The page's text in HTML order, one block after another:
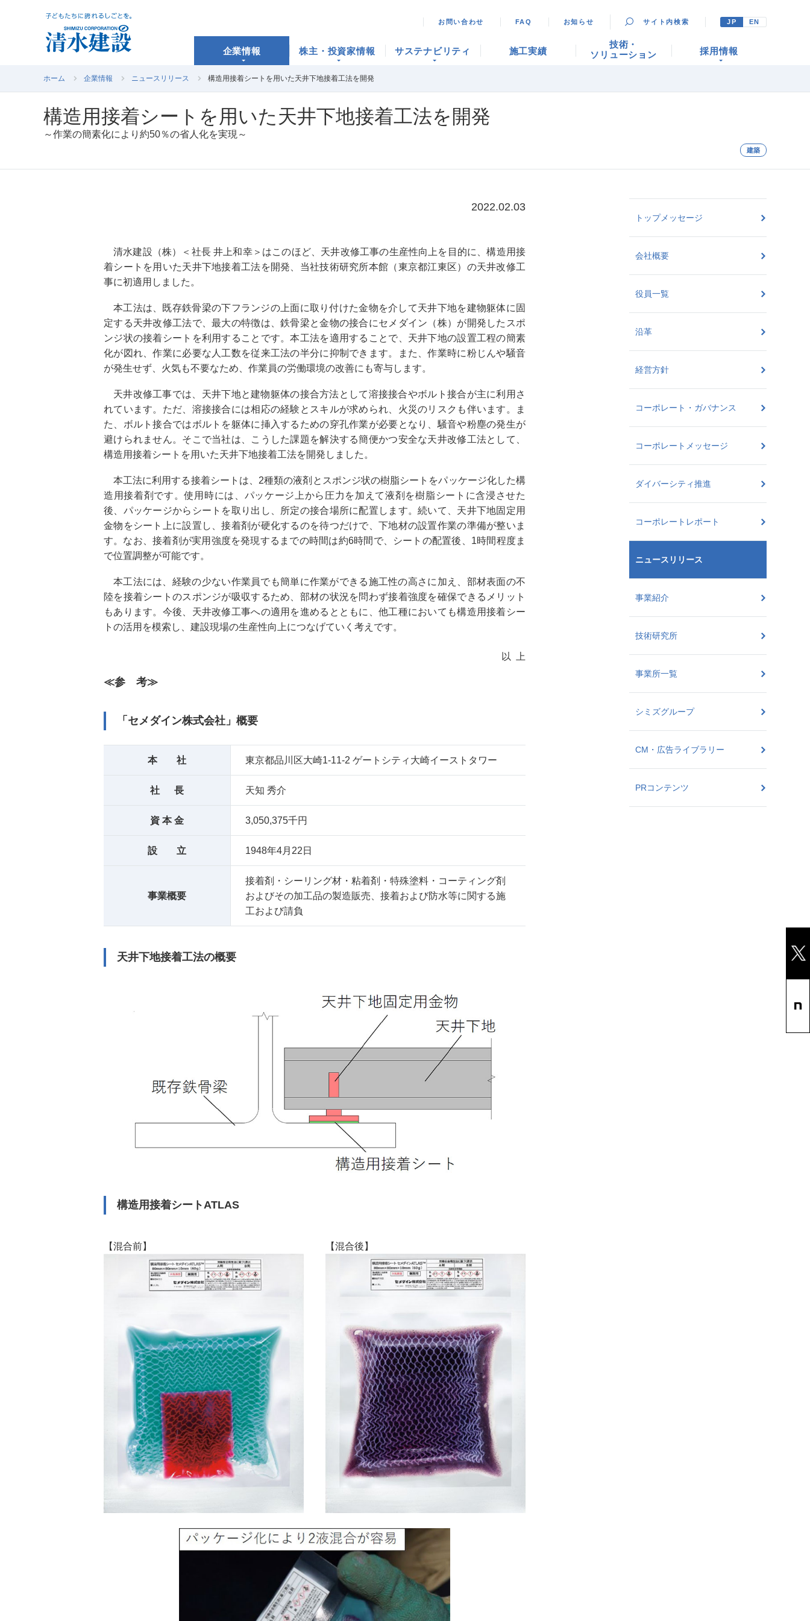
お問い合わせ FAQ お知らせ サイト内検索 JP EN
企業情報 株主・投資家情報 サステナビリティ 施工実績
技術・
ソリューション
採用情報
ホーム 企業情報 ニュースリリース 構造用接着シートを用いた天井下地接着工法を開発
構造用接着シートを用いた天井下地接着工法を開発
～作業の簡素化により約50％の省人化を実現～
建築
2022.02.03
清水建設（株）＜社長 井上和幸＞はこのほど、天井改修工事の生産性向上を目的に、構造用接
着シートを用いた天井下地接着工法を開発、当社技術研究所本館（東京都江東区）の天井改修工
事に初適用しました。
本工法は、既存鉄骨梁の下フランジの上面に取り付けた金物を介して天井下地を建物躯体に固
定する天井改修工法で、最大の特徴は、鉄骨梁と金物の接合にセメダイン（株）が開発したスポ
ンジ状の接着シートを利用することです。本工法を適用することで、天井下地の設置工程の簡素
化が図れ、作業に必要な人工数を従来工法の半分に抑制できます。また、作業時に粉じんや騒音
が発生せず、火気も不要なため、作業員の労働環境の改善にも寄与します。
天井改修工事では、天井下地と建物躯体の接合方法として溶接接合やボルト接合が主に利用さ
れています。ただ、溶接接合には相応の経験とスキルが求められ、火災のリスクも伴います。ま
た、ボルト接合ではボルトを躯体に挿入するための穿孔作業が必要となり、騒音や粉塵の発生が
避けられません。そこで当社は、こうした課題を解決する簡便かつ安全な天井改修工法として、
構造用接着シートを用いた天井下地接着工法を開発しました。
本工法に利用する接着シートは、2種類の液剤とスポンジ状の樹脂シートをパッケージ化した構
造用接着剤です。使用時には、パッケージ上から圧力を加えて液剤を樹脂シートに含浸させた
後、パッケージからシートを取り出し、所定の接合場所に配置します。続いて、天井下地固定用
金物をシート上に設置し、接着剤が硬化するのを待つだけで、下地材の設置作業の準備が整いま
す。なお、接着剤が実用強度を発現するまでの時間は約6時間で、シートの配置後、1時間程度ま
で位置調整が可能です。
本工法には、経験の少ない作業員でも簡単に作業ができる施工性の高さに加え、部材表面の不
陸を接着シートのスポンジが吸収するため、部材の状況を問わず接着強度を確保できるメリット
もあります。今後、天井改修工事への適用を進めるとともに、他工種においても構造用接着シー
トの活用を模索し、建設現場の生産性向上につなげていく考えです。
以上
≪参 考≫
「セメダイン株式会社」概要
本 社 東京都品川区大崎1-11-2 ゲートシティ大崎イーストタワー
社 長 天知 秀介
資 本 金 3,050,375千円
設 立 1948年4月22日
事業概要
接着剤・シーリング材・粘着剤・特殊塗料・コーティング剤
およびその加工品の製造販売、接着および防水等に関する施
工および請負
天井下地接着工法の概要
構造用接着シートATLAS
【混合前】 【混合後】
トップメッセージ
会社概要
役員一覧
沿革
経営方針
コーポレート・ガバナンス
コーポレートメッセージ
ダイバーシティ推進
コーポレートレポート
ニュースリリース
事業紹介
技術研究所
事業所一覧
シミズグループ
CM・広告ライブラリー
PRコンテンツ